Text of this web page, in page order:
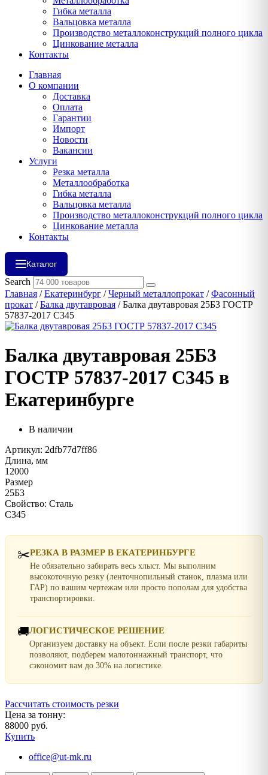
Гибка металла
Вальцовка металла
Производство металлоконструкций полного цикла
Цинкование металла
Контакты
Главная
О компании
Доставка
Оплата
Гарантии
Импорт
Новости
Вакансии
Услуги
Резка металла
Металлообработка
Гибка металла
Вальцовка металла
Производство металлоконструкций полного цикла
Цинкование металла
Контакты
Каталог
Search
Главная /Екатеринбург /Черный металлопрокат /Фасонный
прокат /Балка двутавровая / Балка двутавровая 25Б3 ГОСТР
57837-2017 С345
Балка двутавровая 25Б3
ГОСТР 57837-2017 С345 в
Екатеринбурге
В наличии
Артикул: 2dfb77d7ff86
Длина, мм
12000
Размер
25Б3
Свойство: Сталь
С345
✂️РЕЗКА В РАЗМЕР В ЕКАТЕРИНБУРГЕ
Не обязательно забирать весь хлыст. Мы выполним
высокоточную резку (ленточнопильный станок, плазма или
ГАР) по вашим чертежам или просто пополам для удобства
транспортировки.
🚚ЛОГИСТИЧЕСКОЕ РЕШЕНИЕ
Организуем доставку на объект. Если после резки габариты
позволяют, подберем малотоннажный транспорт, что
сэкономит вам до 30% на логистике.
Рассчитать стоимость резки
Цена за тонну:
88000 руб.
Купить
office@ut-mk.ru